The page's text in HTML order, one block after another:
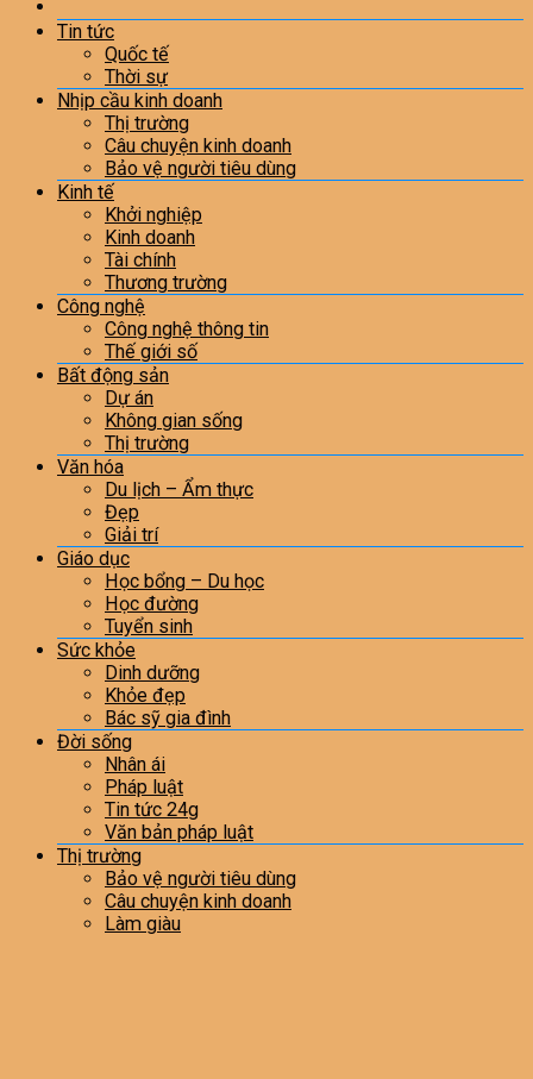
Tin tức
Quốc tế
Thời sự
Nhịp cầu kinh doanh
Thị trường
Câu chuyện kinh doanh
Bảo vệ người tiêu dùng
Kinh tế
Khởi nghiệp
Kinh doanh
Tài chính
Thương trường
Công nghệ
Công nghệ thông tin
Thế giới số
Bất động sản
Dự án
Không gian sống
Thị trường
Văn hóa
Du lịch – Ẩm thực
Đẹp
Giải trí
Giáo dục
Học bổng – Du học
Học đường
Tuyển sinh
Sức khỏe
Dinh dưỡng
Khỏe đẹp
Bác sỹ gia đình
Đời sống
Nhân ái
Pháp luật
Tin tức 24g
Văn bản pháp luật
Thị trường
Bảo vệ người tiêu dùng
Câu chuyện kinh doanh
Làm giàu